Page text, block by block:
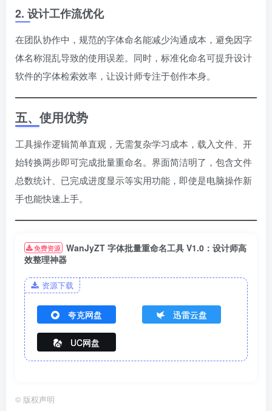
2. 设计工作流优化
在团队协作中，规范的字体命名能减少沟通成本，避免因字
体名称混乱导致的使用误差。同时，标准化命名可提升设计
软件的字体检索效率，让设计师专注于创作本身。
五、使用优势
工具操作逻辑简单直观，无需复杂学习成本，载入文件、开
始转换两步即可完成批量重命名。界面简洁明了，包含文件
总数统计、已完成进度显示等实用功能，即使是电脑操作新
手也能快速上手。
免费资源 WanJyZT 字体批量重命名工具 V1.0：设计师高
效整理神器
资源下载
夸克网盘 迅雷云盘
UC网盘
© 版权声明